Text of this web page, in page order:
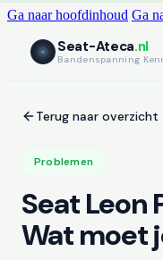
Ga naar hoofdinhoud Ga
Seat-Ateca.nl
Bandenspanning
Terug naar overzicht
Problemen
Seat Leon
Wat moet